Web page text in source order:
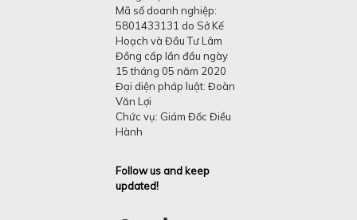
Mã số doanh nghiệp:
5801433131 do Sở Kế
Hoạch và Đầu Tư Lâm
Đồng cấp lần đầu ngày
15 tháng 05 năm 2020
Đại diện pháp luật: Đoàn
Văn Lợi
Chức vụ: Giám Đốc Điều
Hành
Follow us and keep
updated!